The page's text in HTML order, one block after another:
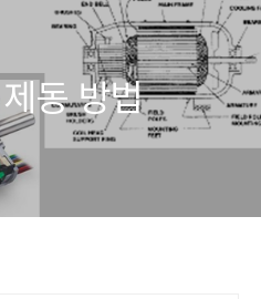
동 방법